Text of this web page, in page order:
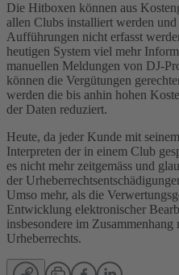
Die Hitboxen können aus
allen Clubs installiert werden
Aufführungen nicht erfasst
heutigen System viel mehr
manuellen Meldungen von DJ-
können die Vergütungen
werden die bis anhin hohen
der Daten reduziert.
Heute, da jeder Kunde mit
Interpreten der in einem Club
es nicht mehr zeitgemäss und
der
Umso mehr, als die
Entwicklung elektronischer
insbesondere im
Urheberrechts.